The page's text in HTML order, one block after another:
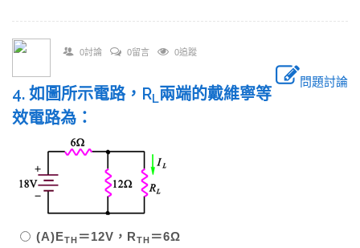
0討論 0留言 0追蹤
問題討論
4. 如圖所示電路，RL兩端的戴維寧等
效電路為：
(A)ETH ＝12V，RTH ＝6Ω